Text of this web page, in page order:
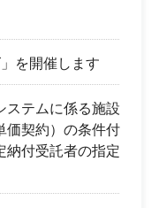
を開催します
ステムに係る施設
価契約）の条件付
納付受託者の指定